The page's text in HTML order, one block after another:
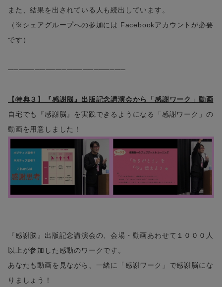
また、結果を出されている人も続出しています。
（※シェアグループへの参加には Facebookアカウントが必要
です）
──────────────────────
【特典３】『感謝脳』出版記念講演会から「感謝ワーク」動画
自宅でも『感謝脳』を実践できるようになる「感謝ワーク」の
動画を用意しました！
『感謝脳』出版記念講演会の、会場・動画あわせて１０００人
以上が参加した感動のワークです。
あなたも動画を見ながら、一緒に「感謝ワーク」で感謝脳にな
りましょう！